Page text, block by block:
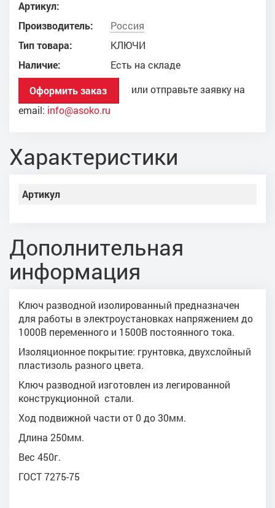
Артикул:
Производитель:
Россия
Тип товара:
КЛЮЧИ
Наличие:
Есть на складе
Оформить заказ
или отправьте заявку на
email: info@asoko.ru
Характеристики
Артикул
Дополнительная
информация
Ключ разводной изолированный предназначен
для работы в электроустановках напряжением до
1000В переменного и 1500В постоянного тока.
Изоляционное покрытие: грунтовка, двухслойный
пластизоль разного цвета.
Ключ разводной изготовлен из легированной
конструкционной стали.
Ход подвижной части от 0 до 30мм.
Длина 250мм.
Вес 450г.
ГОСТ 7275-75